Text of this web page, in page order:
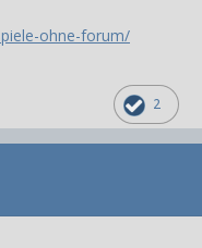
ohne-forum/
2